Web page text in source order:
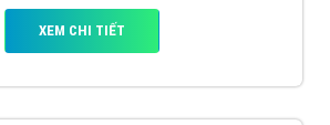
XEM CHI TIẾT